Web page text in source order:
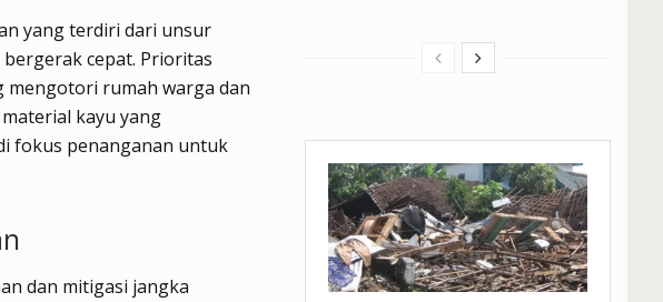
yang terdiri dari unsur
cepat. Prioritas
mengotori rumah warga dan
kayu yang
fokus penanganan untuk
dan mitigasi jangka